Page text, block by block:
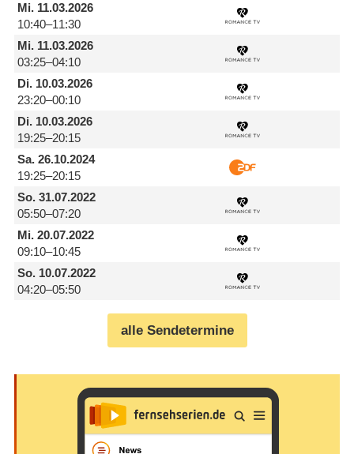
Mi.11.03.2026
10:40–11:30
Mi.11.03.2026
03:25–04:10
Di.10.03.2026
23:20–00:10
Di.10.03.2026
19:25–20:15
Sa.26.10.2024
19:25–20:15
So.31.07.2022
05:50–07:20
Mi.20.07.2022
09:10–10:45
So.10.07.2022
04:20–05:50
alle Sendetermine